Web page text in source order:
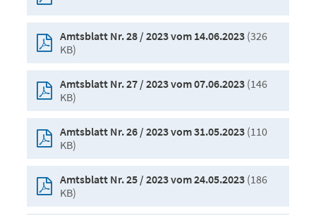
Amtsblatt Nr. 28 / 2023 vom 14.06.2023(326
KB)
Amtsblatt Nr. 27 / 2023 vom 07.06.2023(146
KB)
Amtsblatt Nr. 26 / 2023 vom 31.05.2023(110
KB)
Amtsblatt Nr. 25 / 2023 vom 24.05.2023(186
KB)